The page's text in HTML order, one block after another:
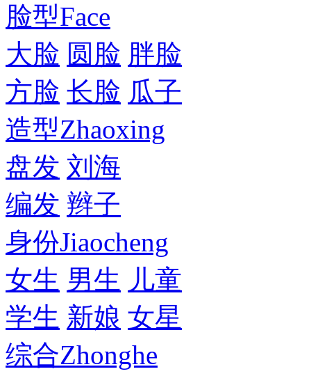
脸型Face
大脸 圆脸 胖脸
方脸 长脸 瓜子
造型Zhaoxing
盘发 刘海
编发 辫子
身份Jiaocheng
女生 男生 儿童
学生 新娘 女星
综合Zhonghe